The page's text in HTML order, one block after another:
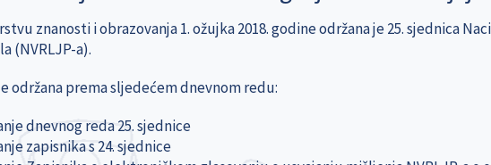
znanosti i obrazovanja 1. ožujka 2018. godine održana je 25. sjednica
(NVRLJP-a).
održana prema sljedećem dnevnom redu:
dnevnog reda 25. sjednice
zapisnika s 24. sjednice